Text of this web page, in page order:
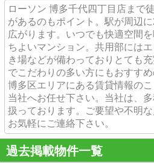
ローソン 博多千代四丁目店まで
があるのもポイント。駅が周辺
広がります。いつでも快適空間
ちよいマンション。共用部には
き場などが備わっておりとても
でこだわりの多い方にもおすす
博多区エリアにある賃貸情報の
当社へお任せ下さい。当社は、
扱っております。ご要望や不明な
お気軽にご連絡下さい。
過去掲載物件一覧